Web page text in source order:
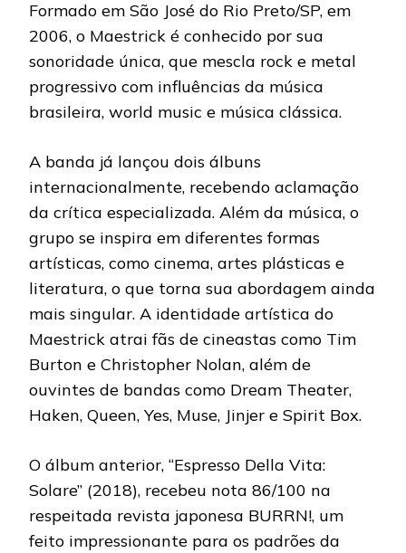
Formado em São José do Rio Preto/SP, em
2006, o Maestrick é conhecido por sua
sonoridade única, que mescla rock e metal
progressivo com influências da música
brasileira, world music e música clássica.
A banda já lançou dois álbuns
internacionalmente, recebendo aclamação
da crítica especializada. Além da música, o
grupo se inspira em diferentes formas
artísticas, como cinema, artes plásticas e
literatura, o que torna sua abordagem ainda
mais singular. A identidade artística do
Maestrick atrai fãs de cineastas como Tim
Burton e Christopher Nolan, além de
ouvintes de bandas como Dream Theater,
Haken, Queen, Yes, Muse, Jinjer e Spirit Box.
O álbum anterior, “Espresso Della Vita:
Solare” (2018), recebeu nota 86/100 na
respeitada revista japonesa BURRN!, um
feito impressionante para os padrões da